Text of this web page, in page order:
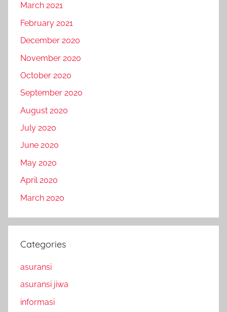
March 2021
February 2021
December 2020
November 2020
October 2020
September 2020
August 2020
July 2020
June 2020
May 2020
April 2020
March 2020
Categories
asuransi
asuransi jiwa
informasi